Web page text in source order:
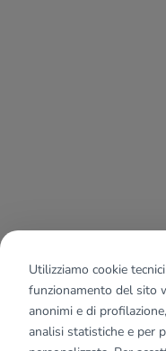
Utilizziamo cookie
funzionamento del sito
anonimi e di
analisi statistiche e per